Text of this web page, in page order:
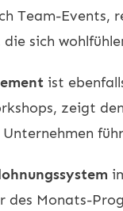
Team-
sich
ist
zeigt
Monats-